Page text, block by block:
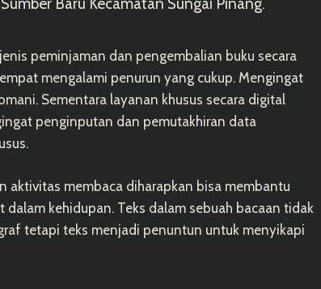
Baru Kecamatan Sungai Pinang.
peminjaman dan pengembalian buku secara
mengalami penurun yang cukup. Mengingat
Sementara layanan khusus secara digital
penginputan dan pemutakhiran data
aktivitas membaca diharapkan bisa membantu
kehidupan. Teks dalam sebuah bacaan tidak
tetapi teks menjadi penuntun untuk menyikapi